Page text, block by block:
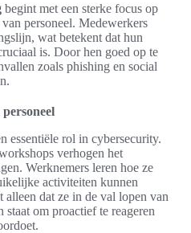
begint met een sterke focus op
personeel. Medewerkers
wat betekent dat hun
is. Door hen goed op te
zoals phishing en social
essentiële rol in cybersecurity.
verhogen het
Werknemers leren hoe ze
activiteiten kunnen
dat ze in de val lopen van
om proactief te reageren